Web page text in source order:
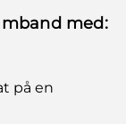
med:
på en